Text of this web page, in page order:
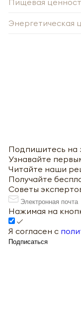
Энергетическая
Подпишитесь на
Узнавайте
Читайте наши
Получайте
Советы
Нажимая на
Я согласен с
Подписаться